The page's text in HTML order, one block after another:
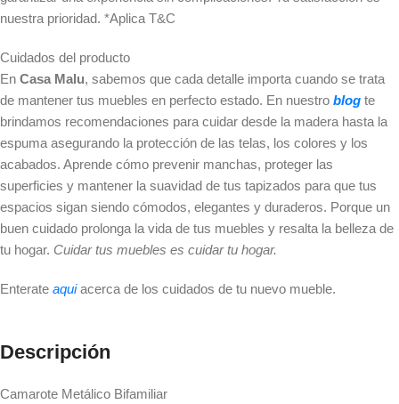
nuestra prioridad. *Aplica T&C
Cuidados del producto
En Casa Malu, sabemos que cada detalle importa cuando se trata
de mantener tus muebles en perfecto estado. En nuestro blog te
brindamos recomendaciones para cuidar desde la madera hasta la
espuma asegurando la protección de las telas, los colores y los
acabados. Aprende cómo prevenir manchas, proteger las
superficies y mantener la suavidad de tus tapizados para que tus
espacios sigan siendo cómodos, elegantes y duraderos. Porque un
buen cuidado prolonga la vida de tus muebles y resalta la belleza de
tu hogar. Cuidar tus muebles es cuidar tu hogar.
Enterate aqui acerca de los cuidados de tu nuevo mueble.
Descripción
Camarote Metálico Bifamiliar